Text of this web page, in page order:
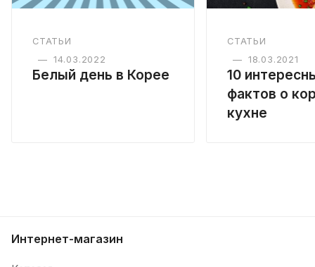
СТАТЬИ
— 14.03.2022
Белый день в Корее
СТАТЬИ
— 18.03.2021
10
фактов о
кухне
Интернет-магазин